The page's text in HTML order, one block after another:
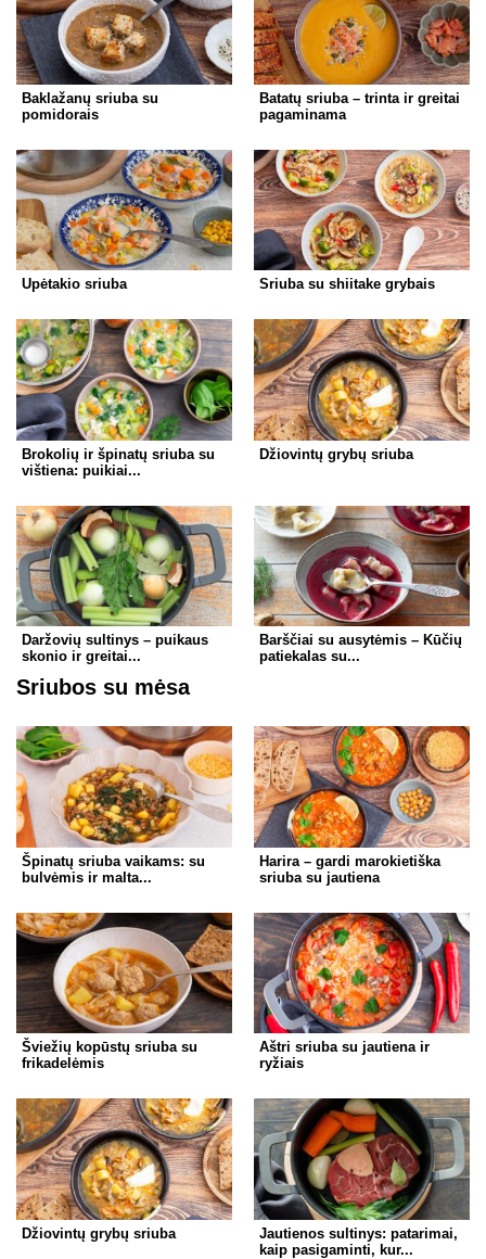
Baklažanų sriuba su
pomidorais
Batatų sriuba – trinta ir greitai
pagaminama
Upėtakio sriuba Sriuba su shiitake grybais
Brokolių ir špinatų sriuba su
vištiena: puikiai...
Džiovintų grybų sriuba
Daržovių sultinys – puikaus
skonio ir greitai...
Barščiai su ausytėmis – Kūčių
patiekalas su...
Sriubos su mėsa
Špinatų sriuba vaikams: su
bulvėmis ir malta...
Harira – gardi marokietiška
sriuba su jautiena
Šviežių kopūstų sriuba su
frikadelėmis
Aštri sriuba su jautiena ir
ryžiais
Džiovintų grybų sriuba
Jautienos sultinys: patarimai,
kaip pasigaminti, kur...